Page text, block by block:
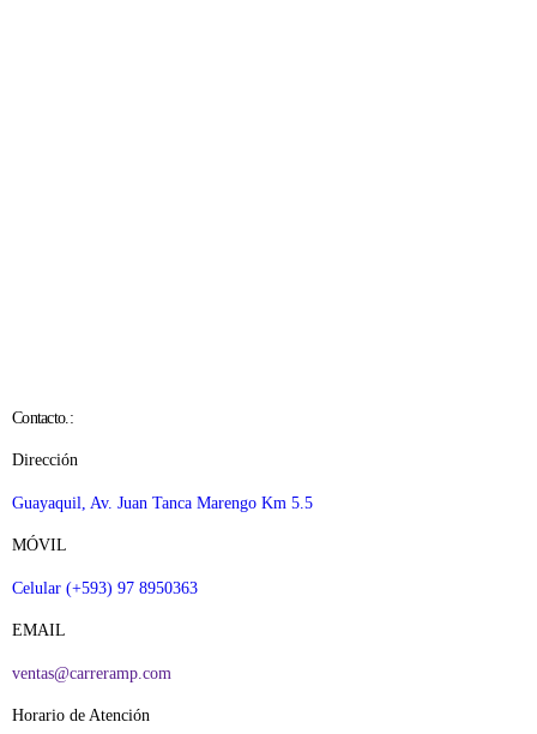
Contacto.:
Dirección
Guayaquil, Av. Juan Tanca Marengo Km 5.5
MÓVIL
Celular (+593) 97 8950363
EMAIL
ventas@carreramp.com
Horario de Atención